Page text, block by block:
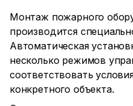
Монтаж пожарного
производится
Автоматическая
несколько режимов
соответствовать
конкретного объекта.